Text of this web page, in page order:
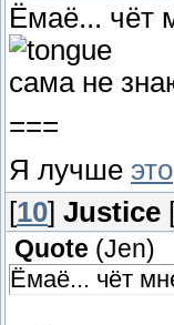
Ёмаё... чёт
сама не
===
Я лучше это
[10] Justice
Quote (Jen)
Ёмаё... чёт